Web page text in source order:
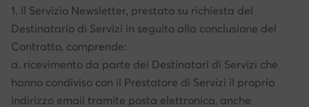
1. Il Servizio Newsletter, prestato su richiesta del
Destinatario di Servizi in seguito alla conclusione del
Contratto, comprende:
a. ricevimento da parte dei Destinatari di Servizi che
hanno condiviso con il Prestatore di Servizi il proprio
indirizzo email tramite posta elettronica, anche